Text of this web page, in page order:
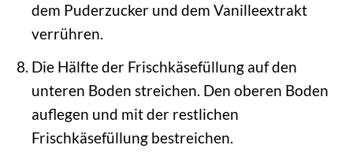
dem Puderzucker und dem Vanilleextrakt
verrühren.
Die Hälfte der Frischkäsefüllung auf den
unteren Boden streichen. Den oberen Boden
auflegen und mit der restlichen
Frischkäsefüllung bestreichen.